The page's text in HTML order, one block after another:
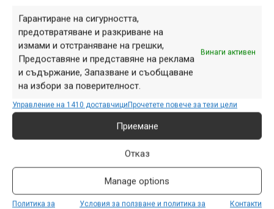
Гарантиране на сигурността,
предотвратяване и разкриване на
измами и отстраняване на грешки,
Предоставяне и представяне на реклама
и съдържание, Запазване и съобщаване
на избори за поверителност.
Винаги активен
Управление на 1410 доставчициПрочетете повече за тези цели
Приемане
Отказ
Manage options
Политика за
Условия за ползване и политика за
Контакти
Месец ноември има специално
място в сърцата на колоездачите,
защото това е времето на
гигантските отстъпки в Bike Center!
Предлагаме ти не просто Черен
Петък, а 30 дни с огромни...
Готови за есента с
намаления до 35% на
екипировка Castelli